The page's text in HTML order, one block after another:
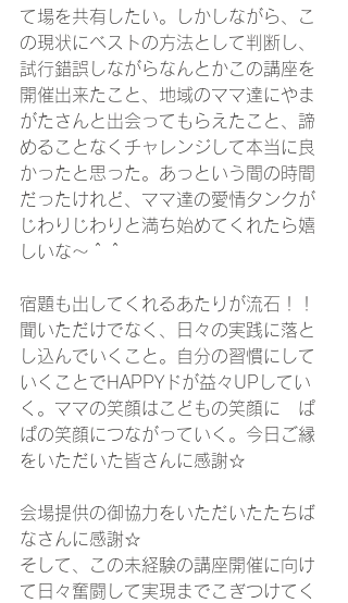
て場を共有したい。しかしながら、こ
の現状にベストの方法として判断し、
試行錯誤しながらなんとかこの講座を
開催出来たこと、地域のママ達にやま
がたさんと出会ってもらえたこと、諦
めることなくチャレンジして本当に良
かったと思った。あっという間の時間
だったけれど、ママ達の愛情タンクが
じわりじわりと満ち始めてくれたら嬉
しいな～＾＾
宿題も出してくれるあたりが流石！！
聞いただけでなく、日々の実践に落と
し込んでいくこと。自分の習慣にして
いくことでHAPPYドが益々UPしてい
く。ママの笑顔はこどもの笑顔に　ぱ
ぱの笑顔につながっていく。今日ご縁
をいただいた皆さんに感謝☆
会場提供の御協力をいただいたたちば
なさんに感謝☆
そして、この未経験の講座開催に向け
て日々奮闘して実現までこぎつけてく